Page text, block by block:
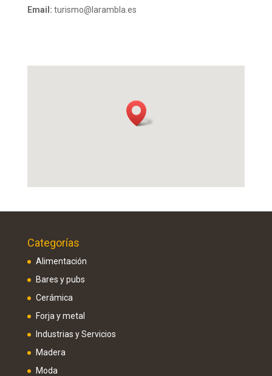
Email: turismo@larambla.es
Categorías
Alimentación
Bares y pubs
Cerámica
Forja y metal
Industrias y Servicios
Madera
Moda